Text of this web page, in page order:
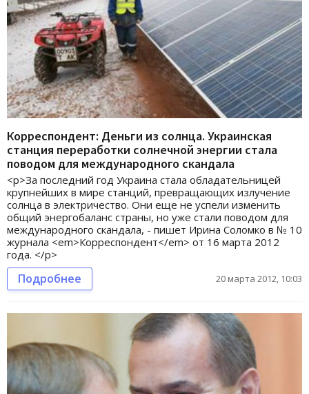
Корреспондент: Деньги из солнца. Украинская
станция переработки солнечной энергии стала
поводом для международного скандала
<p>За последний год Украина стала обладательницей
крупнейших в мире станций, превращающих излучение
солнца в электричество. Они еще не успели изменить
общий энергобаланс страны, но уже стали поводом для
международного скандала, - пишет Ирина Соломко в № 10
журнала <em>Корреспондент</em> от 16 марта 2012
года. </p>
Подробнее 20 марта 2012, 10:03